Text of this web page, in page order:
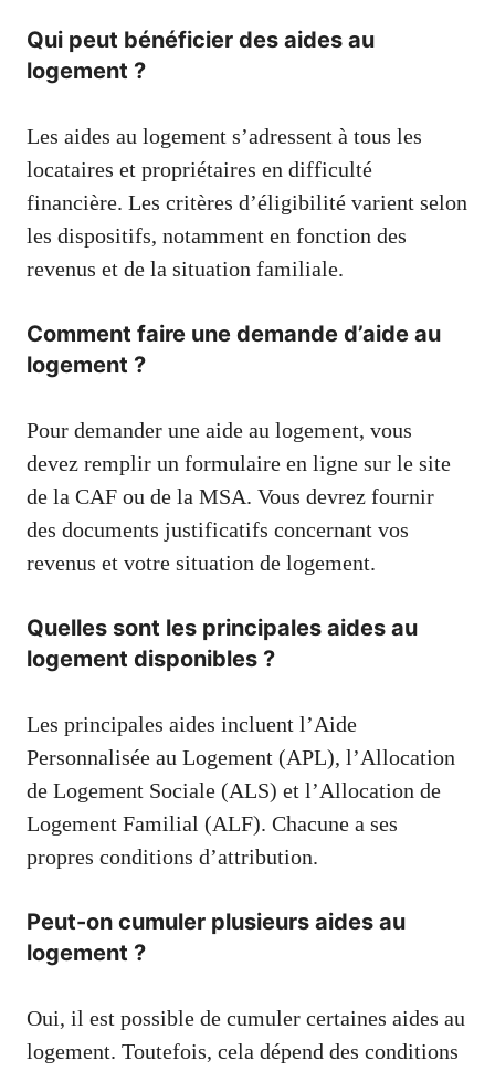
Qui peut bénéficier des aides au
logement ?
Les aides au logement s’adressent à tous les
locataires et propriétaires en difficulté
financière. Les critères d’éligibilité varient selon
les dispositifs, notamment en fonction des
revenus et de la situation familiale.
Comment faire une demande d’aide au
logement ?
Pour demander une aide au logement, vous
devez remplir un formulaire en ligne sur le site
de la CAF ou de la MSA. Vous devrez fournir
des documents justificatifs concernant vos
revenus et votre situation de logement.
Quelles sont les principales aides au
logement disponibles ?
Les principales aides incluent l’Aide
Personnalisée au Logement (APL), l’Allocation
de Logement Sociale (ALS) et l’Allocation de
Logement Familial (ALF). Chacune a ses
propres conditions d’attribution.
Peut-on cumuler plusieurs aides au
logement ?
Oui, il est possible de cumuler certaines aides au
logement. Toutefois, cela dépend des conditions